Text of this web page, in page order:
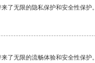
了无限的隐私保护和安全性保护。
了无限的流畅体验和安全性保护。